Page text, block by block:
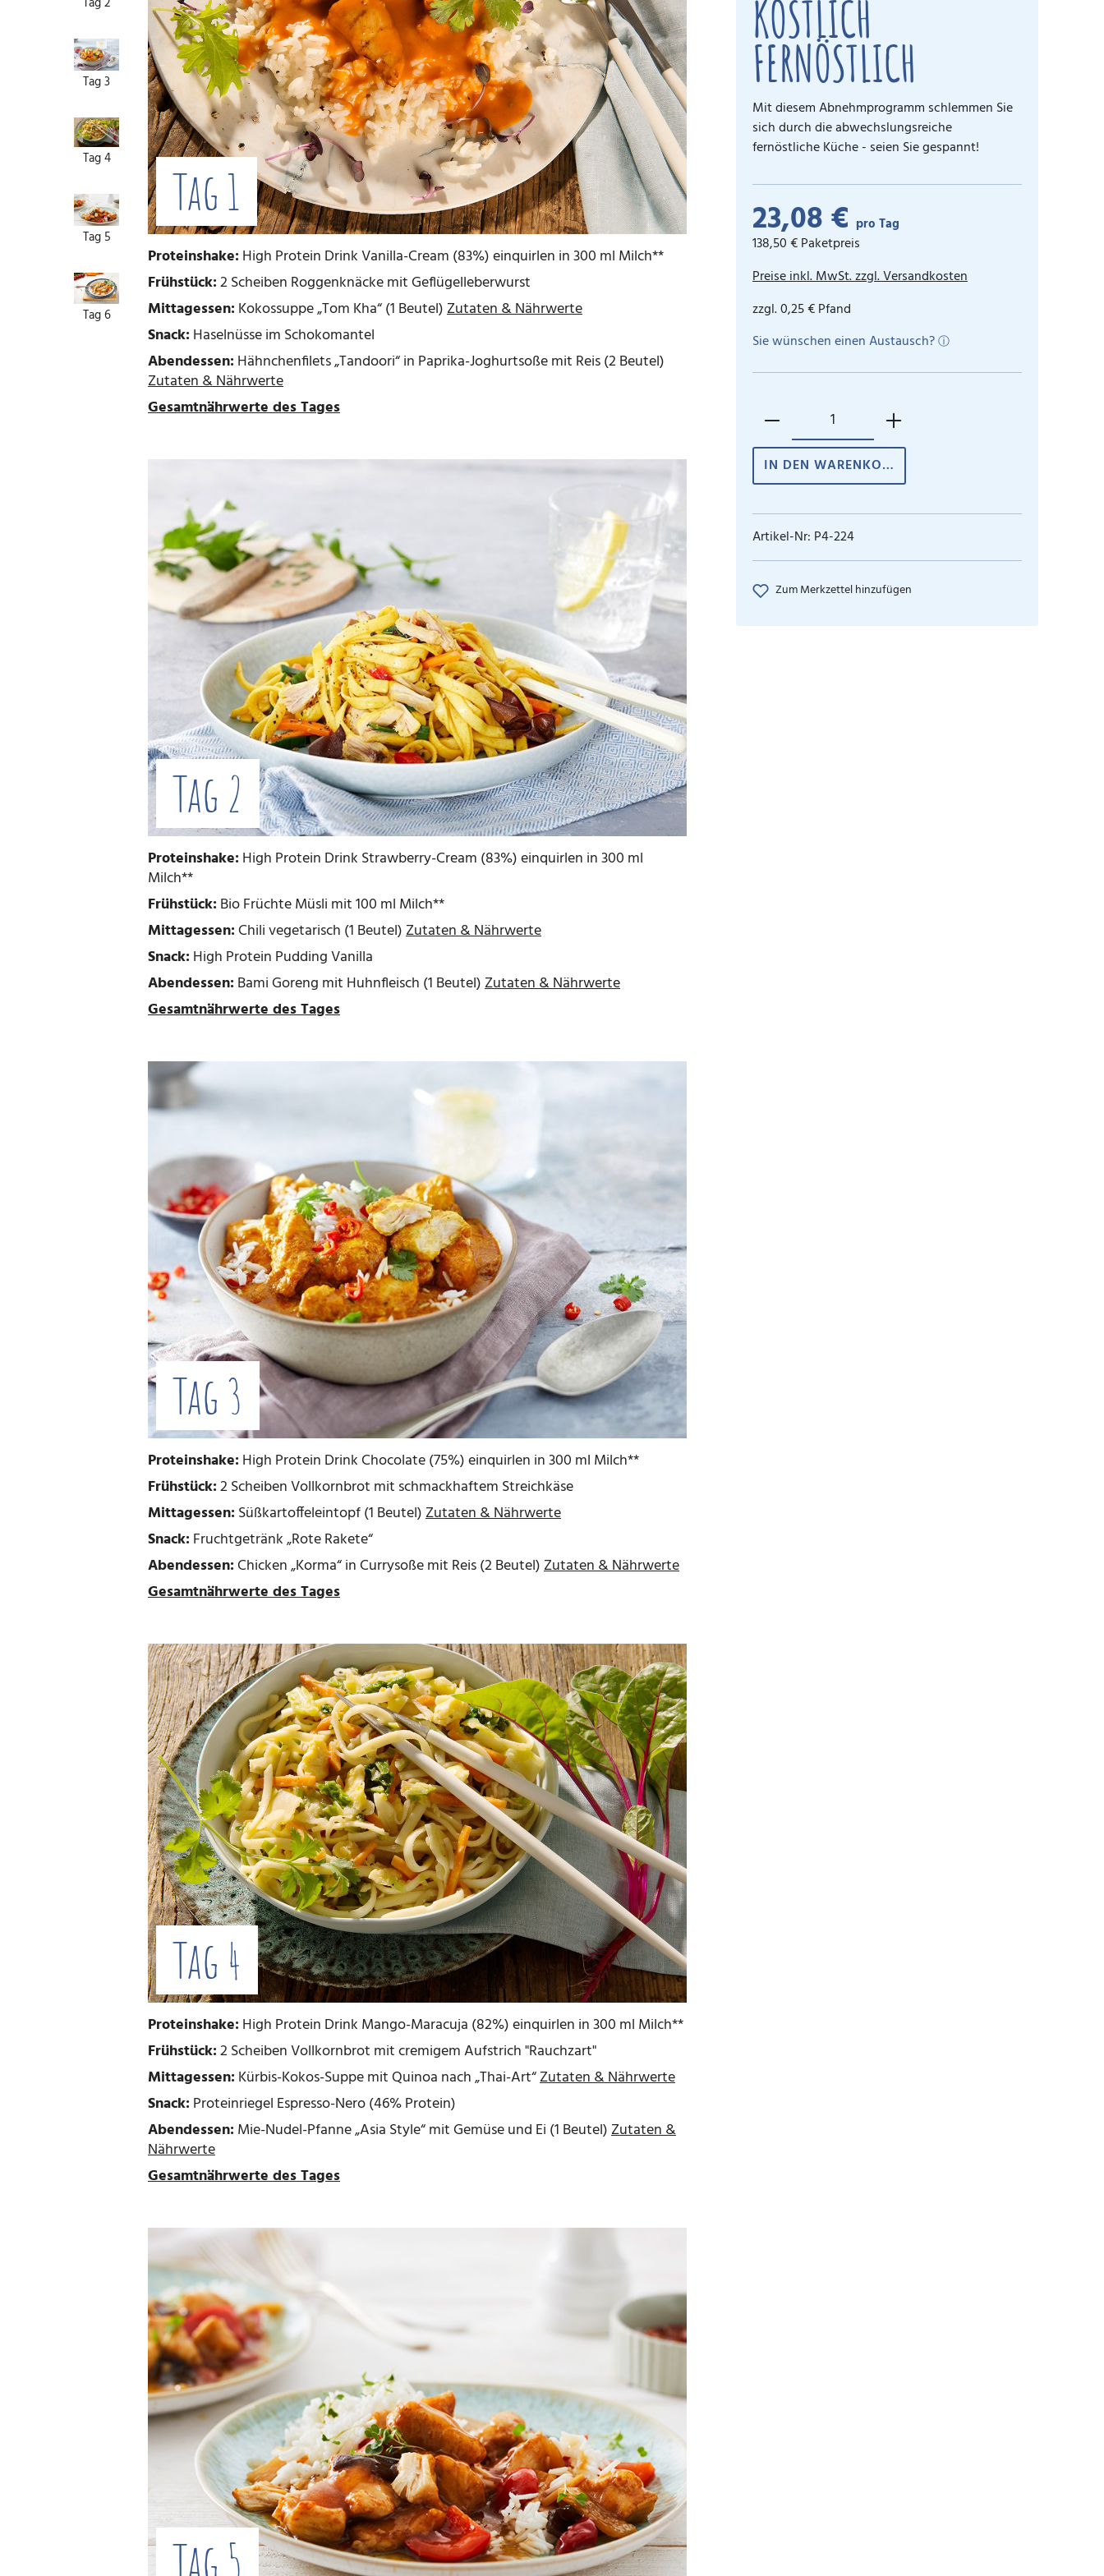
Tag 3
Tag 4
Tag 5
Tag 6
Tag 1
Proteinshake:High Protein Drink Vanilla-Cream (83%) einquirlen in 300 ml Milch**
Frühstück:2 Scheiben Roggenknäcke mit Geflügelleberwurst
Mittagessen:Kokossuppe „Tom Kha“ (1 Beutel)Zutaten & Nährwerte
Snack:Haselnüsse im Schokomantel
Abendessen:Hähnchenfilets „Tandoori“ in Paprika-Joghurtsoße mit Reis (2 Beutel)
Zutaten & Nährwerte
Gesamtnährwerte des Tages
Tag 2
Proteinshake:High Protein Drink Strawberry-Cream (83%) einquirlen in 300 ml
Milch**
Frühstück:Bio Früchte Müsli mit 100 ml Milch**
Mittagessen:Chili vegetarisch (1 Beutel)Zutaten & Nährwerte
Snack:High Protein Pudding Vanilla
Abendessen:Bami Goreng mit Huhnfleisch (1 Beutel)Zutaten & Nährwerte
Gesamtnährwerte des Tages
Tag 3
Proteinshake:High Protein Drink Chocolate (75%) einquirlen in 300 ml Milch**
Frühstück:2 Scheiben Vollkornbrot mit schmackhaftem Streichkäse
Mittagessen:Süßkartoffeleintopf (1 Beutel)Zutaten & Nährwerte
Snack:Fruchtgetränk „Rote Rakete“
Abendessen:Chicken „Korma“ in Currysoße mit Reis (2 Beutel)Zutaten & Nährwerte
Gesamtnährwerte des Tages
Tag 4
Proteinshake:High Protein Drink Mango-Maracuja (82%) einquirlen in 300 ml Milch**
Frühstück:2 Scheiben Vollkornbrot mit cremigem Aufstrich "Rauchzart"
Mittagessen:Kürbis-Kokos-Suppe mit Quinoa nach „Thai-Art“Zutaten & Nährwerte
Snack:Proteinriegel Espresso-Nero (46% Protein)
Abendessen:Mie-Nudel-Pfanne „Asia Style“ mit Gemüse und Ei (1 Beutel)Zutaten &
Nährwerte
Gesamtnährwerte des Tages
Tag 5
KÖSTLICH
FERNÖSTLICH
Mit diesem Abnehmprogramm schlemmen Sie
sich durch die abwechslungsreiche
fernöstliche Küche - seien Sie gespannt!
23,08 € pro Tag
138,50 € Paketpreis
Preise inkl. MwSt. zzgl. Versandkosten
zzgl. 0,25 € Pfand
Sie wünschen einen Austausch?ⓘ
IN DEN WARENKORB
Artikel-Nr: P4-224
Zum Merkzettel hinzufügen